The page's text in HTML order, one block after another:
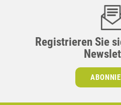
Registrieren Sie